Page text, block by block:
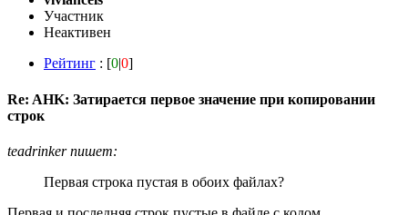
Участник
Неактивен
Рейтинг : [0|0]
Re: AHK: Затирается первое значение при копировании
строк
teadrinker пишет:
Первая строка пустая в обоих файлах?